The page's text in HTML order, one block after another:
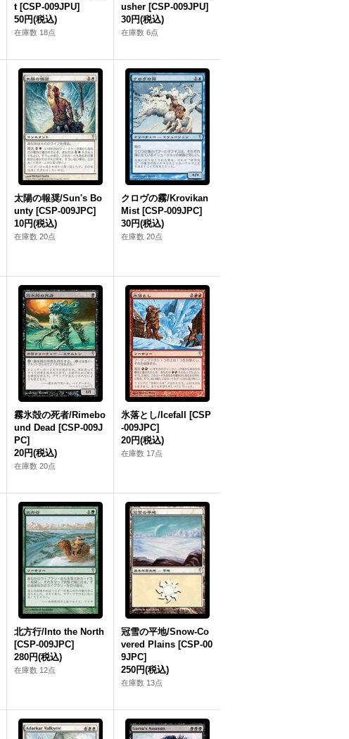
t [CSP-009JPU]
50円(税込)
在庫数 18点
usher [CSP-009JPU]
30円(税込)
在庫数 6点
太陽の報奨/Sun's Bo
unty [CSP-009JPC]
10円(税込)
在庫数 20点
クロヴの霧/Krovikan
Mist [CSP-009JPC]
30円(税込)
在庫数 20点
霧氷殻の死者/Rimebo
und Dead [CSP-009J
PC]
20円(税込)
在庫数 20点
氷落とし/Icefall [CSP
-009JPC]
20円(税込)
在庫数 17点
北方行/Into the North
[CSP-009JPC]
280円(税込)
在庫数 12点
冠雪の平地/Snow-Co
vered Plains [CSP-00
9JPC]
250円(税込)
在庫数 13点